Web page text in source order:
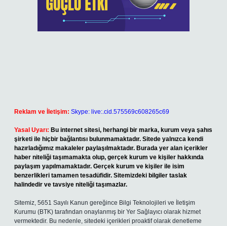
Reklam ve İletişim: Skype: live:.cid.575569c608265c69
Yasal Uyarı: Bu internet sitesi, herhangi bir marka, kurum veya şahıs
şirketi ile hiçbir bağlantısı bulunmamaktadır. Sitede yalnızca kendi
hazırladığımız makaleler paylaşılmaktadır. Burada yer alan içerikler
haber niteliği taşımamakta olup, gerçek kurum ve kişiler hakkında
paylaşım yapılmamaktadır. Gerçek kurum ve kişiler ile isim
benzerlikleri tamamen tesadüfidir. Sitemizdeki bilgiler taslak
halindedir ve tavsiye niteliği taşımazlar.
Sitemiz, 5651 Sayılı Kanun gereğince Bilgi Teknolojileri ve İletişim
Kurumu (BTK) tarafından onaylanmış bir Yer Sağlayıcı olarak hizmet
vermektedir. Bu nedenle, sitedeki içerikleri proaktif olarak denetleme